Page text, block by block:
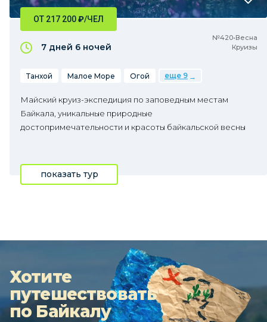
№420•Весна
Круизы
ОТ 217 200₽/ЧЕЛ
7 дней 6 ночей
Танхой Малое Море Огой еще 9
Майский круиз-экспедиция по заповедным местам
Байкала, уникальные природные
достопримечательности и красоты байкальской весны
показать тур
Хотите
путешествовать
по Байкалу